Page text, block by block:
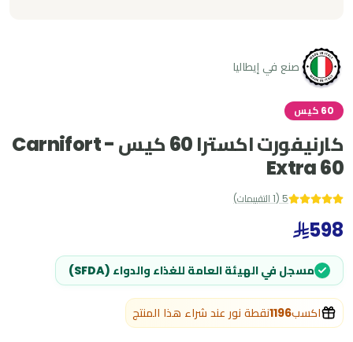
صنع في إيطاليا
60 كيس
كارنيفورت اكسترا 60 كيس - Carnifort
Extra 60
5
(
1 التقييمات)
598
مسجل في الهيئة العامة للغذاء والدواء (SFDA)
اكسب1196نقطة نور عند شراء هذا المنتج